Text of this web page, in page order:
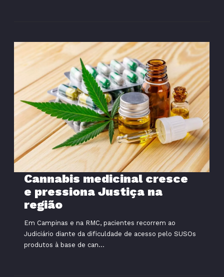
Cannabis medicinal cresce
e pressiona Justiça na
região
Em Campinas e na RMC, pacientes recorrem ao
Judiciário diante da dificuldade de acesso pelo SUSOs
produtos à base de can...